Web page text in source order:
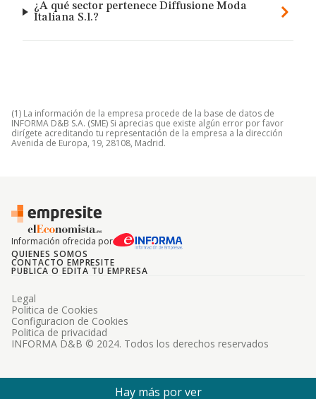
¿A qué sector pertenece Diffusione Moda
Italiana S.l.?
(1) La información de la empresa procede de la base de datos de
INFORMA D&B S.A. (SME) Si aprecias que existe algún error por favor
dirígete acreditando tu representación de la empresa a la dirección
Avenida de Europa, 19, 28108, Madrid.
Información ofrecida por
QUIENES SOMOS
CONTACTO EMPRESITE
PUBLICA O EDITA TU EMPRESA
INFORMA D&B © 2024. Todos los derechos reservados
Legal
Politica de Cookies
Configuracion de Cookies
Politica de privacidad
Hay más por ver